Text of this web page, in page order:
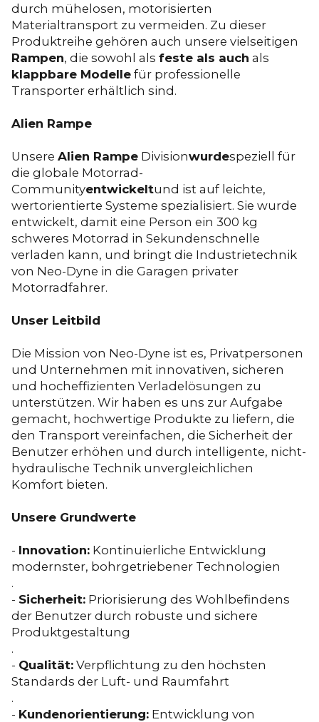
durch mühelosen, motorisierten
Materialtransport zu vermeiden. Zu dieser
Produktreihe gehören auch unsere vielseitigen
Rampen, die sowohl als feste als auch als
klappbare Modelle für professionelle
Transporter erhältlich sind.
‍Alien Rampe
‍Unsere Alien Rampe Divisionwurdespeziell für
die globale Motorrad-
Communityentwickeltund ist auf leichte,
wertorientierte Systeme spezialisiert. Sie wurde
entwickelt, damit eine Person ein 300 kg
schweres Motorrad in Sekundenschnelle
verladen kann, und bringt die Industrietechnik
von Neo-Dyne in die Garagen privater
Motorradfahrer.
Unser Leitbild
Die Mission von Neo-Dyne ist es, Privatpersonen
und Unternehmen mit innovativen, sicheren
und hocheffizienten Verladelösungen zu
unterstützen. Wir haben es uns zur Aufgabe
gemacht, hochwertige Produkte zu liefern, die
den Transport vereinfachen, die Sicherheit der
Benutzer erhöhen und durch intelligente, nicht-
hydraulische Technik unvergleichlichen
Komfort bieten.
Unsere Grundwerte
- Innovation: Kontinuierliche Entwicklung
modernster, bohrgetriebener Technologien
.
- Sicherheit: Priorisierung des Wohlbefindens
der Benutzer durch robuste und sichere
Produktgestaltung
.
- Qualität: Verpflichtung zu den höchsten
Standards der Luft- und Raumfahrt
.
- Kundenorientierung: Entwicklung von